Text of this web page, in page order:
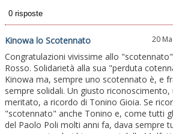
Kinowa lo Scotennato 20
Congratulazioni vivissime allo
Rosso. Solidarietà alla sua "perduta
Kinowa ma, sempre uno scotennato è, e
sempre solidali. Un giusto
meritato, a ricordo di Tonino Gioia. Se
"scotennato" anche Tonino e, come tutti
del Paolo Poli molti anni fa, dava sempre